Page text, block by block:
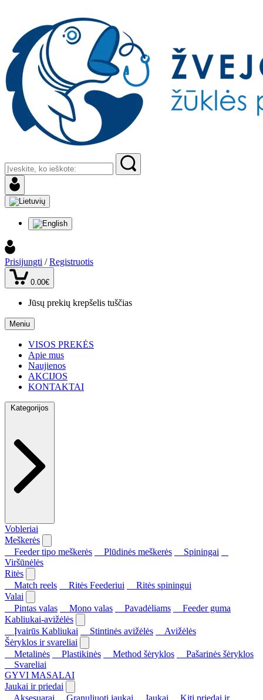
Prisijungti / Registruotis
0.00€
Jūsų prekių krepšelis tuščias
Meniu
VISOS PREKĖS
Apie mus
Naujienos
AKCIJOS
KONTAKTAI
Kategorijos
Vobleriai
Meškerės
Feeder tipo meškerės
Plūdinės meškerės
Spiningai
Viršūnėlės
Ritės
Match reels
Ritės Feederiui
Ritės spiningui
Valai
Pintas valas
Mono valas Pavadėliams
Feeder guma
Kabliukai-avižėlės
Įvairūs Kabliukai
Stintinės avižėlės
Avižėlės
Šėryklos ir svareliai
Metalinės
Plastikinės Method šėryklos
Pašarinės šėryklos
Svareliai
GYVI MASALAI
Jaukai ir priedai
Aksesuarai
Granuliuoti jaukai Jaukai
Kiti priedai ir